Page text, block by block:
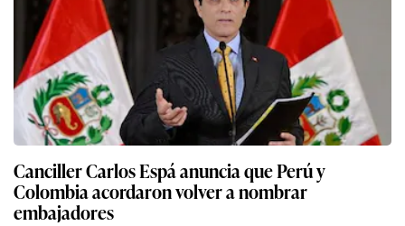
Canciller Carlos Espá anuncia que Perú y
Colombia acordaron volver a nombrar
embajadores